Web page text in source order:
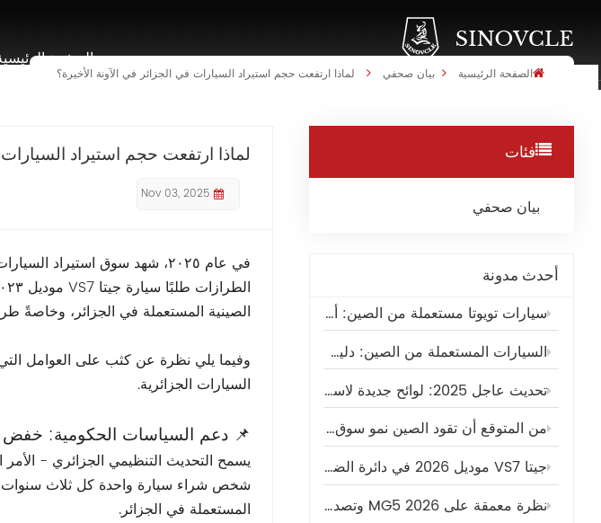
الصفحة
الصفحة الرئيسية بيان صحفي لماذا ارتفعت حجم استيراد السيارات في الجزائر في الآونة الأخيرة؟
فئات
بيان صحفي
أحدث مدونة
سيارات تويوتا مستعملة من الصين: أفضل الموديلات للتصدير
السيارات المستعملة من الصين: دليل شامل للتجار الأجانب
تحديث عاجل 2025: لوائح جديدة لاستيراد السيارات المستعملة إلى المملكة العربية السعودية - دليل التخليص والفحص
من المتوقع أن تقود الصين نمو سوق السيارات العالمية مرة أخرى في عام 2025، حيث تمثل ما يقرب من 30% من المبيعات العالمية
جيتا VS7 موديل 2026 في دائرة الضوء: سيارة فولكس فاجن الرياضية متعددة الاستخدامات متوسطة الحجم، والتي لم تُقدَّر حق قدرها، جاهزة للهيمنة على الأسواق الخارجية (حصريًا من سينوكل)
نظرة معمقة على MG5 2026 وتصديرها: لماذا ستحطم هذه السيارة السيدان ذات الباب الخلفي، التي يقل سعرها عن 9000 دولار، الأرقام القياسية للوكلاء في عام 2025 (حصريًا من Sinovcle)
لماذا ارتفعت حجم استيراد
Nov 03, 2025
في عام ٢٠٢٥، شهد سوق
الصينية المستعملة في الجزائر، وخاصةً
وفيما يلي نظرة عن كثب على العوامل
السيارات الجزائرية.
📌 دعم السياسات الحكومية:
شخص شراء سيارة واحدة كل ثلاث سنوات،
المستعملة في الجزائر.